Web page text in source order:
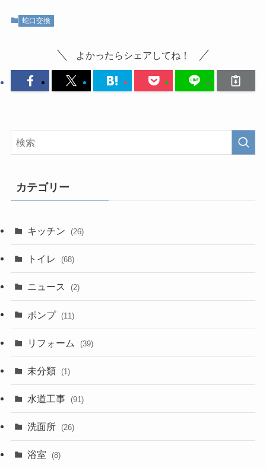
蛇口交換
よかったらシェアしてね！
カテゴリー
キッチン (26)
トイレ (68)
ニュース (2)
ポンプ (11)
リフォーム (39)
未分類 (1)
水道工事 (91)
洗面所 (26)
浴室 (8)